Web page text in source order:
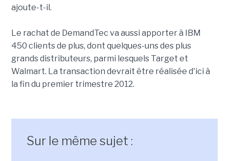
ajoute-t-il.
Le rachat de DemandTec va aussi apporter à IBM
450 clients de plus, dont quelques-uns des plus
grands distributeurs, parmi lesquels Target et
Walmart. La transaction devrait être réalisée d'ici à
la fin du premier trimestre 2012.
Sur le même sujet :